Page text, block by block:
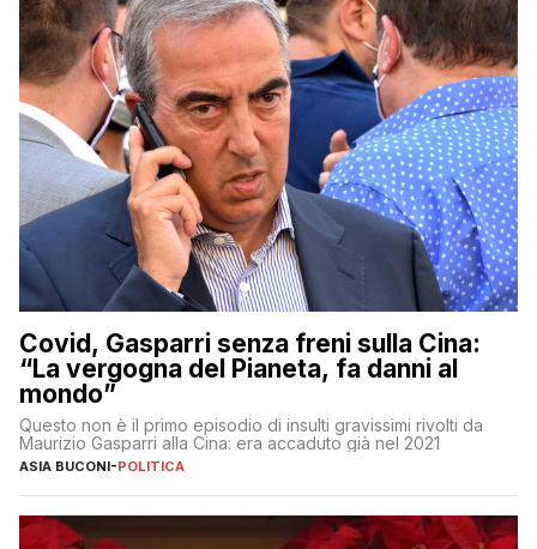
Covid, Gasparri senza freni sulla Cina:
“La vergogna del Pianeta, fa danni al
mondo”
Questo non è il primo episodio di insulti gravissimi rivolti da
Maurizio Gasparri alla Cina: era accaduto già nel 2021
ASIA BUCONI-POLITICA